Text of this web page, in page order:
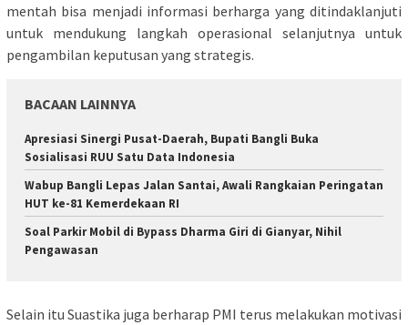
mentah bisa menjadi informasi berharga yang ditindaklanjuti
untuk mendukung langkah operasional selanjutnya untuk
pengambilan keputusan yang strategis.
BACAAN LAINNYA
Apresiasi Sinergi Pusat-Daerah, Bupati Bangli Buka
Sosialisasi RUU Satu Data Indonesia
Wabup Bangli Lepas Jalan Santai, Awali Rangkaian Peringatan
HUT ke-81 Kemerdekaan RI
Soal Parkir Mobil di Bypass Dharma Giri di Gianyar, Nihil
Pengawasan
Selain itu Suastika juga berharap PMI terus melakukan motivasi